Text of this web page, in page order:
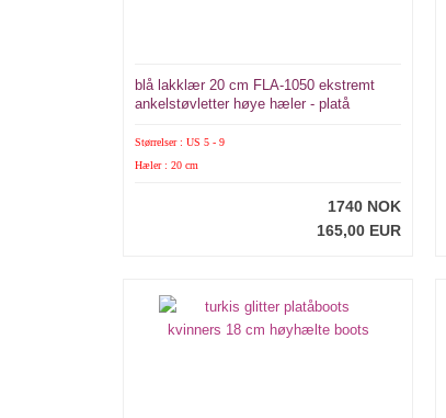
blå lakklær 20 cm FLA-1050 ekstremt
ankelstøvletter høye hæler - platå
Størrelser : US 5 - 9
Hæler : 20 cm
1740 NOK
165,00 EUR